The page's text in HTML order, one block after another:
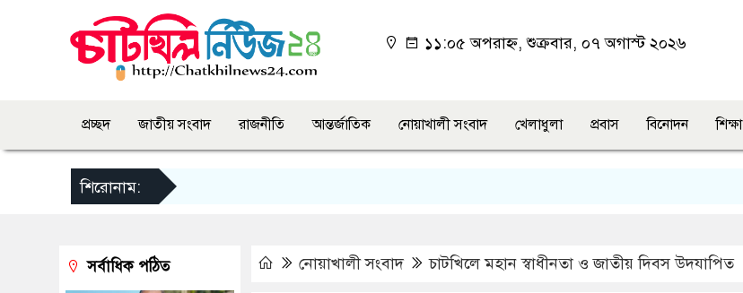
১১:০৫ অপরাহ্ন, শুক্রবার, ০৭ অগাস্ট ২০২৬
প্রচ্ছদ জাতীয় সংবাদ রাজনীতি আন্তর্জাতিক নোয়াখালী সংবাদ খেলাধুলা প্রবাস বিনোদন শিক্ষা
শিরোনাম:
নোয়াখালী সংবাদ চাটখিলে মহান স্বাধীনতা ও জাতীয় দিবস উদযাপিত
সর্বাধিক পঠিত